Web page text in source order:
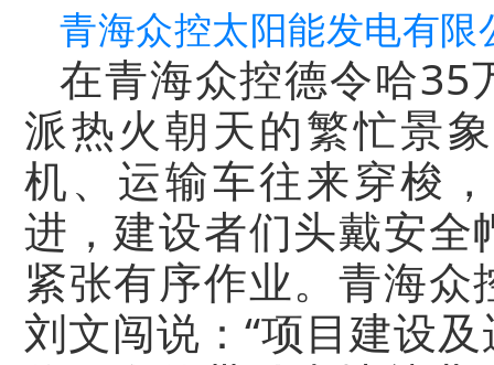
青海众控太阳能发电有限
在青海众控德令哈35
派热火朝天的繁忙景
机、运输车往来穿梭
进，建设者们头戴安
紧张有序作业。青海
刘文闯说：“项目建设